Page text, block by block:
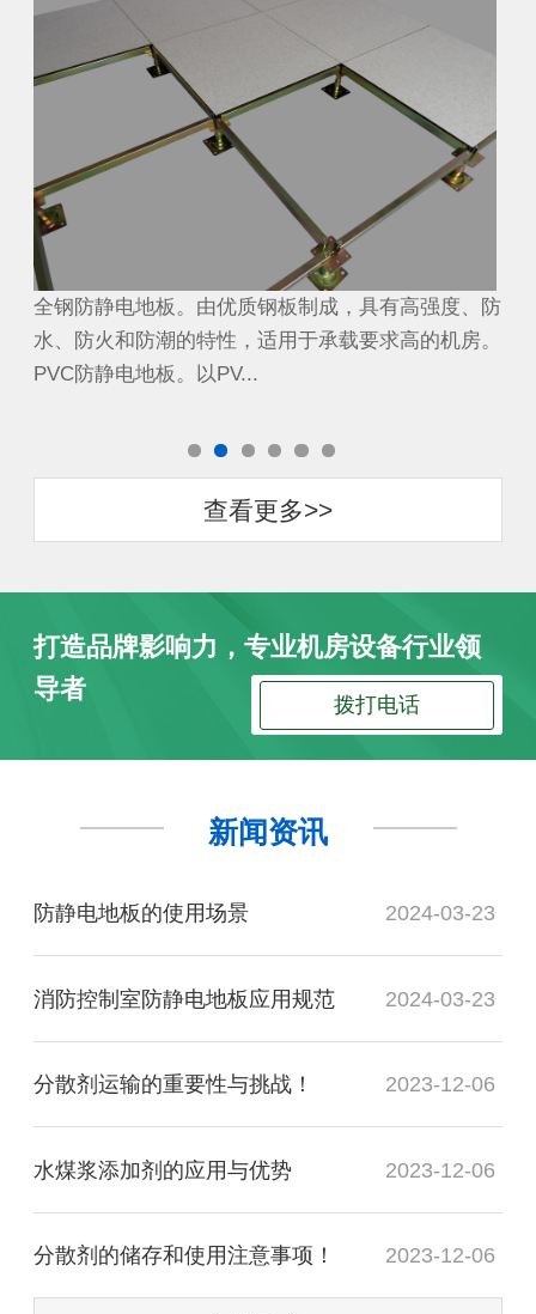
全钢防静电地板。由优质钢板制成，具有高强度、防
水、防火和防潮的特性，适用于承载要求高的机房。
PVC防静电地板。以PV...
查看更多>>
打造品牌影响力，专业机房设备行业领
导者
拨打电话
新闻资讯
防静电地板的使用场景 2024-03-23
消防控制室防静电地板应用规范 2024-03-23
分散剂运输的重要性与挑战！ 2023-12-06
水煤浆添加剂的应用与优势 2023-12-06
分散剂的储存和使用注意事项！ 2023-12-06